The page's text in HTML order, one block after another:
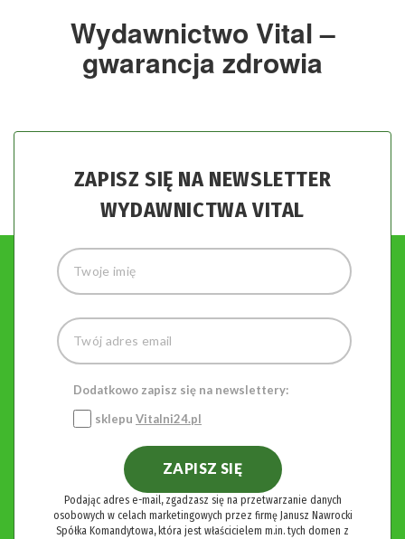
Wydawnictwo Vital –
gwarancja zdrowia
ZAPISZ SIĘ NA NEWSLETTER
WYDAWNICTWA VITAL
Dodatkowo zapisz się na newslettery:
sklepu Vitalni24.pl
ZAPISZ SIĘ
Podając adres e-mail, zgadzasz się na przetwarzanie danych
osobowych w celach marketingowych przez firmę Janusz Nawrocki
Spółka Komandytowa, która jest właścicielem m.in. tych domen z